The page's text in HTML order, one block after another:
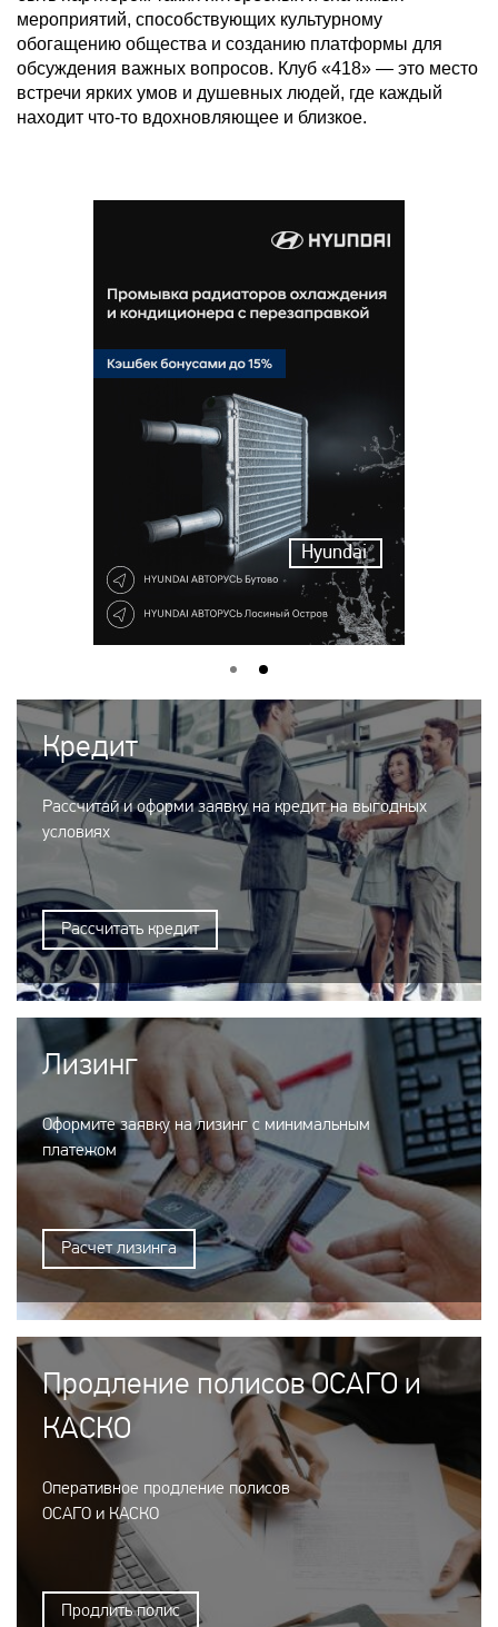
мероприятий, способствующих культурному
обогащению общества и созданию платформы для
обсуждения важных вопросов. Клуб «418» — это место
встречи ярких умов и душевных людей, где каждый
находит что-то вдохновляющее и близкое.
Hyundai
Кредит
Рассчитай и оформи заявку на кредит на выгодных
условиях
Рассчитать кредит
Лизинг
Оформите заявку на лизинг с минимальным
платежом
Расчет лизинга
Продление полисов ОСАГО и
КАСКО
Оперативное продление полисов
ОСАГО и КАСКО
Продлить полис